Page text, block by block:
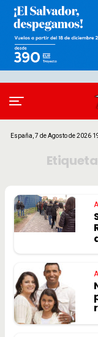
España, 7 de Agosto de 2026